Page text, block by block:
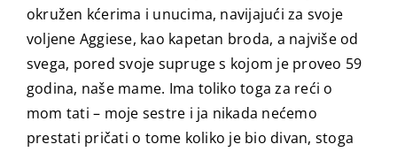
okružen kćerima i unucima, navijajući za svoje
voljene Aggiese, kao kapetan broda, a najviše od
svega, pored svoje supruge s kojom je proveo 59
godina, naše mame. Ima toliko toga za reći o
mom tati – moje sestre i ja nikada nećemo
prestati pričati o tome koliko je bio divan, stoga